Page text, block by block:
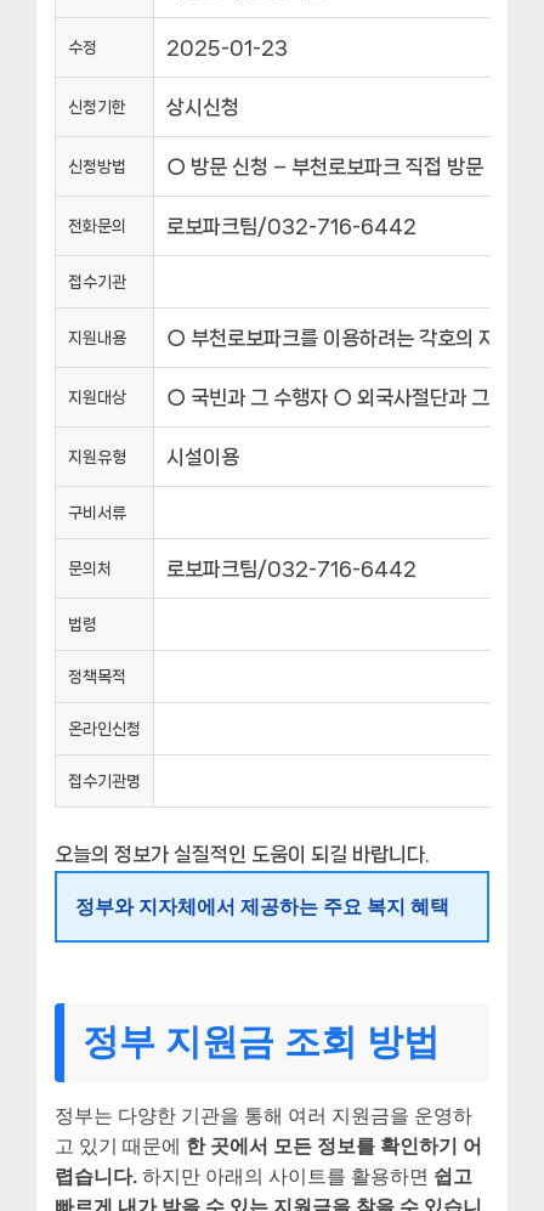
수정 2025-01-23
신청기한 상시신청
신청방법 ○ 방문 신청 – 부천로보파크 직접 방문
전화문의 로보파크팀/032-716-6442
접수기관
지원내용 ○ 부천로보파크를 이용하려는 각호의 자에게
지원대상 ○ 국빈과 그 수행자 ○ 외국사절단과 그 수행
지원유형 시설이용
구비서류
문의처 로보파크팀/032-716-6442
법령
정책목적
온라인신청
접수기관명
오늘의 정보가 실질적인 도움이 되길 바랍니다.
정부와 지자체에서 제공하는 주요 복지 혜택
정부 지원금 조회 방법
정부는 다양한 기관을 통해 여러 지원금을 운영하
고 있기 때문에 한 곳에서 모든 정보를 확인하기 어
렵습니다. 하지만 아래의 사이트를 활용하면 쉽고
빠르게 내가 받을 수 있는 지원금을 찾을 수 있습니